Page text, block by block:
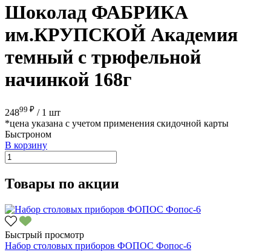
Шоколад ФАБРИКА
им.КРУПСКОЙ Академия
темный с трюфельной
начинкой 168г
24899 ₽ / 1 шт
*цена указана с учетом применения скидочной карты
Быстроном
В корзину
Товары по акции
Быстрый просмотр
Набор столовых приборов ФОПОС Фопос-6